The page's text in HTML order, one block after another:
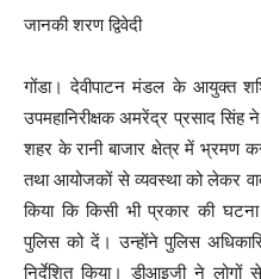
जानकी शरण द्विवेदी
गोंडा। देवीपाटन मंडल के आयुक्त
उपमहानिरीक्षक अमरेंद्र प्रसाद
शहर के रानी बाजार क्षेत्र में भ्रमण कर
तथा आयोजकों से व्यवस्था को लेकर
किया कि किसी भी प्रकार की
पुलिस को दें। उन्होंने पुलिस
निर्देशित किया। डीआइजी ने लोगों